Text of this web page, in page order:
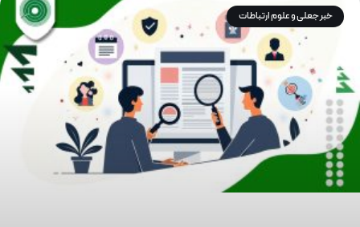
خبر جعلی و علوم ارتباطات